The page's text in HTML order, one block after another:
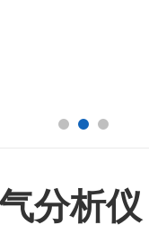
分析仪